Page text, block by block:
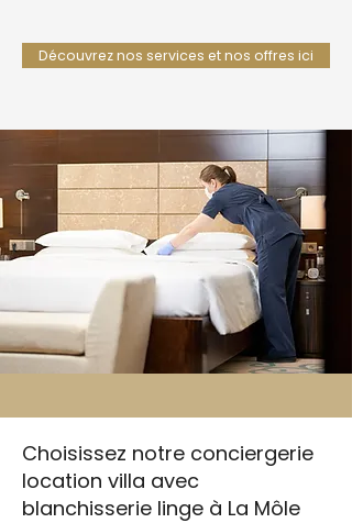
Découvrez nos services et nos offres ici
Choisissez notre conciergerie
location villa avec
blanchisserie linge à La Môle